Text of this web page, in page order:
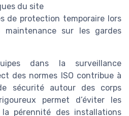
du site
de protection temporaire lors
maintenance sur les gardes
dans la surveillance
des normes ISO contribue à
sécurité autour des corps
permet d’éviter les
pérennité des installations